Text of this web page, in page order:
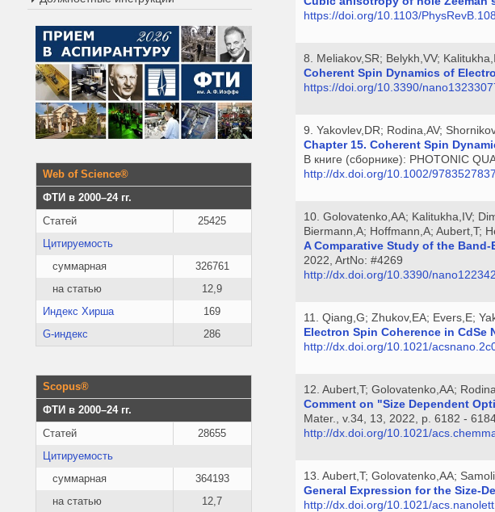
Web of Science®
ФТИ в 2000–24 гг.
Статей
25425
Цитируемость
суммарная
326761
на статью
12,9
Индекс Хирша
169
G-индекс
286
Scopus®
ФТИ в 2000–24 гг.
Статей
28655
Цитируемость
суммарная
364193
на статью
12,7
https://doi.org/10.1103/
8. Meliakov,SR; Belykh,VV;
Coherent Spin Dynamics of
https://doi.org/10.3390/
9. Yakovlev,DR; Rodina,AV;
Chapter 15. Coherent Spin
В книге (сборнике): PHOTONIC
http://dx.doi.org/10.1002/
10. Golovatenko,AA; Kalitukha,IV;
Biermann,A; Hoffmann,A; Aubert,T;
A Comparative Study of the
2022, ArtNo: #4269
http://dx.doi.org/10.3390/
11. Qiang,G; Zhukov,EA; Evers,E;
Electron Spin Coherence in CdSe
http://dx.doi.org/10.1021/
12. Aubert,T; Golovatenko,AA;
Comment on "Size Dependent
Mater., v.34, 13, 2022, p. 6182 -
http://dx.doi.org/10.1021/
13. Aubert,T; Golovatenko,AA;
General Expression for the Size-
http://dx.doi.org/10.1021/